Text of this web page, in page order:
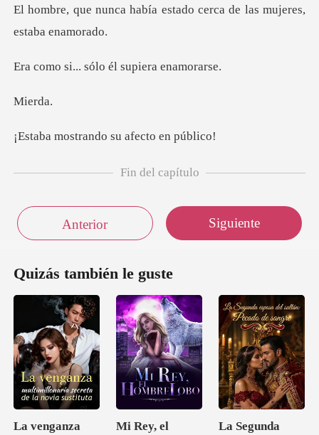
ía estado cerca de las m
sólo él supie
er
ando su afect
Fin del capítulo
Anterior Siguiente
Quizás también le guste
La venganza
Mi Rey, el
La Segunda